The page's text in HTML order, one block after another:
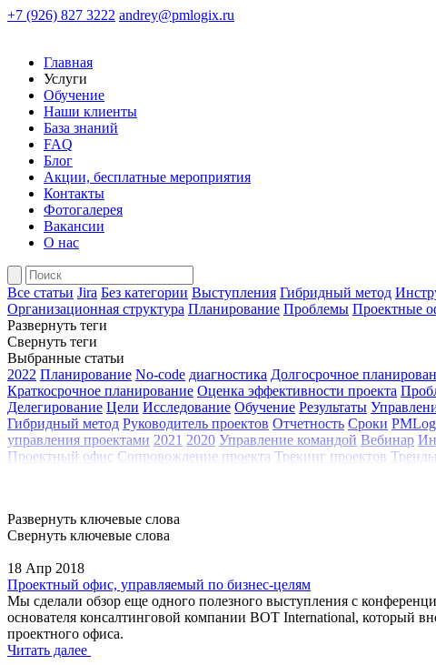
+7 (926) 827 3222 andrey@pmlogix.ru
Главная
Услуги
Обучение
Наши клиенты
База знаний
FAQ
Блог
Акции, бесплатные мероприятия
Контакты
Фотогалерея
Вакансии
О нас
Все статьи Jira Без категории Выступления Гибридный метод
Организационная структура Планирование Проблемы Проектные
Развернуть теги
Свернуть теги
Выбранные статьи
2022 Планирование No-code диагностика Долгосрочное
Краткосрочное планирование Оценка эффективности проекта
Делегирование Цели Исследование Обучение Результаты
Гибридный метод Руководитель проектов Отчетность Сроки
управления проектами 2021 2020 Управление командой Вебинар
Проектный офис Сопровождение проекта Трекинг проектов Тренды
Развернуть ключевые слова
Свернуть ключевые слова
18 Апр 2018
Проектный офис, управляемый по бизнес-целям
Мы сделали обзор еще одного полезного выступления с
основателя консалтинговой компании BOT International, который
проектного офиса.
Читать далее